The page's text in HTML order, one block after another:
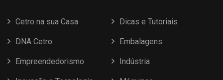
Cetro na sua Casa Dicas e Tutoriais
DNA Cetro Embalagens
Empreendedorismo Indústria